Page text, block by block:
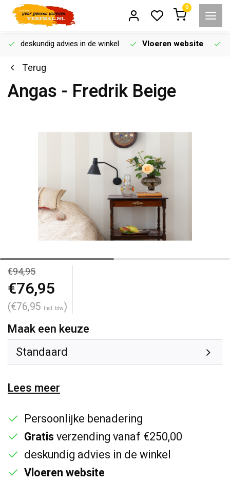
0
deskundig advies in de winkel Vloeren website
Terug
Angas - Fredrik Beige
€94,95
€76,95
(€76,95 Incl. btw)
Maak een keuze
Standaard
Lees meer
Persoonlijke benadering
Gratisverzending vanaf €250,00
deskundig advies in de winkel
Vloeren website